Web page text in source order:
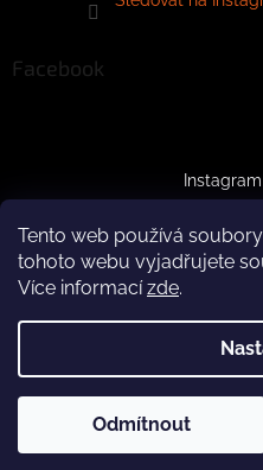
Tento web používá
tohoto webu vyjadřujete
Více informacízde.
Odmítnout
Z důvodu čerpání dovolené
Facebook
Instagram
Upravit